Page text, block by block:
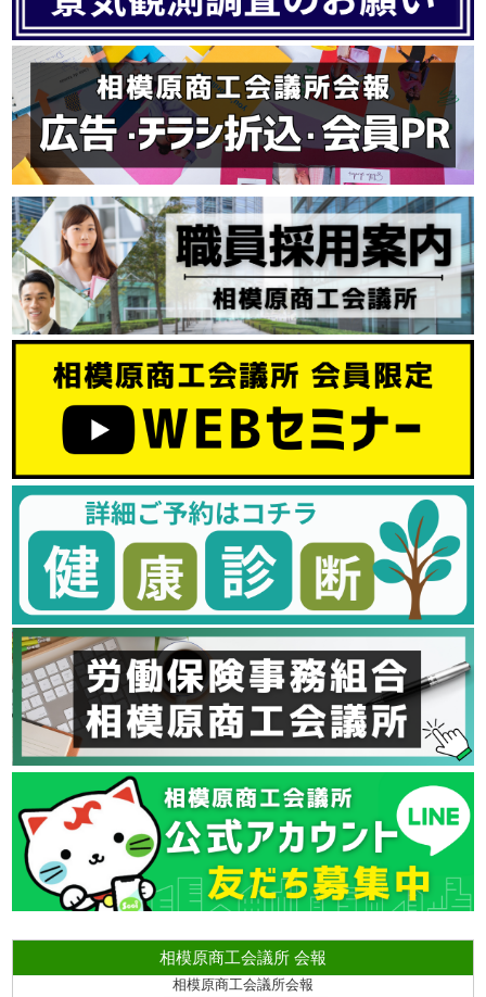
相模原商工会議所 会報
相模原商工会議所会報